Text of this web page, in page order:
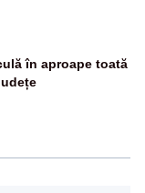
SMURD
în aproape toată